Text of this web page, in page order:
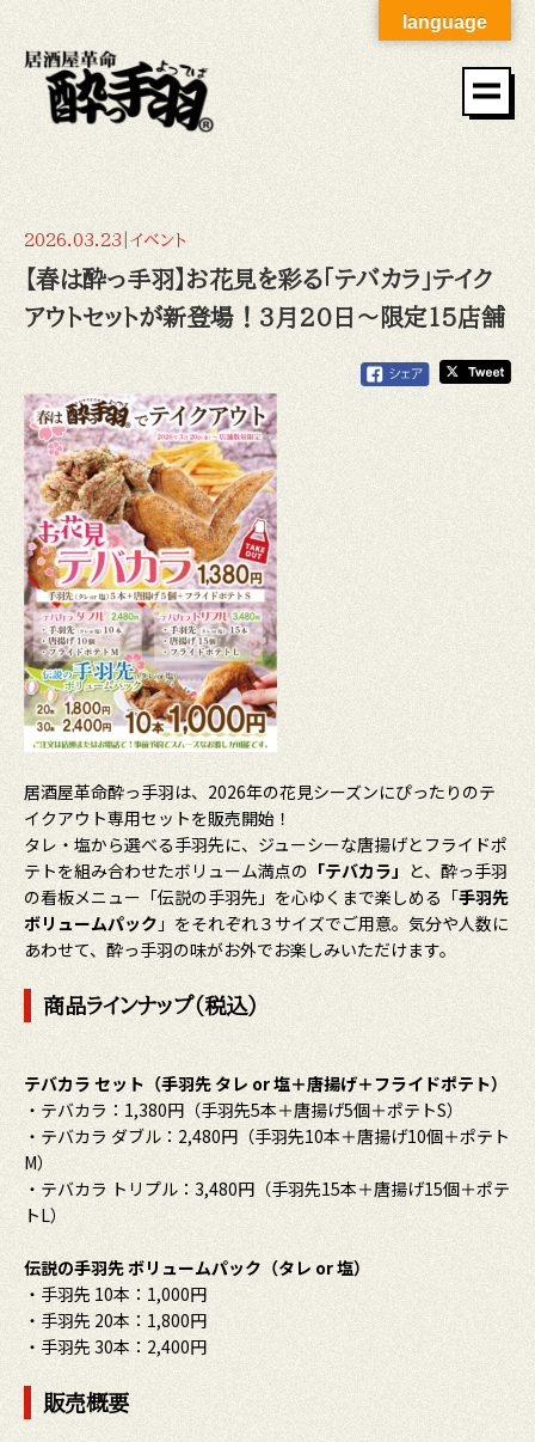
2026.03.23 イベント
【春は酔っ手羽】お花見を彩る「テバカラ」テイク
アウトセットが新登場！3月20日～限定15店舗
居酒屋革命酔っ手羽は、2026年の花見シーズンにぴったりのテ
イクアウト専用セットを販売開始！
タレ・塩から選べる手羽先に、ジューシーな唐揚げとフライドポ
テトを組み合わせたボリューム満点の 「テバカラ」 と、酔っ手羽
の看板メニュー「伝説の手羽先」を心ゆくまで楽しめる「手羽先
ボリュームパック 」をそれぞれ３サイズでご用意。気分や人数に
あわせて、酔っ手羽の味がお外でお楽しみいただけます。
商品ラインナップ（税込）
テバカラ セット（手羽先 タレ or 塩＋唐揚げ＋フライドポテト）
・テバカラ：1,380円（手羽先5本＋唐揚げ5個＋ポテトS）
・テバカラ ダブル：2,480円（手羽先10本＋唐揚げ10個＋ポテト
M）
・テバカラ トリプル：3,480円（手羽先15本＋唐揚げ15個＋ポテ
トL）
伝説の手羽先 ボリュームパック（タレ or 塩）
・手羽先 10本：1,000円
・手羽先 20本：1,800円
・手羽先 30本：2,400円
販売概要
language